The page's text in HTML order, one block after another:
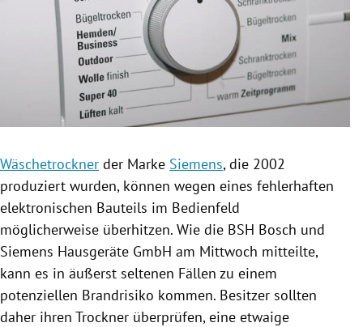
Untermenü
Untermenü
Untermenü
Untermenü
Untermenü
Wäschetrockner der Marke Siemens, die 2002
produziert wurden, können wegen eines fehlerhaften
elektronischen Bauteils im Bedienfeld
möglicherweise überhitzen. Wie die BSH Bosch und
Siemens Hausgeräte GmbH am Mittwoch mitteilte,
kann es in äußerst seltenen Fällen zu einem
potenziellen Brandrisiko kommen. Besitzer sollten
daher ihren Trockner überprüfen, eine etwaige